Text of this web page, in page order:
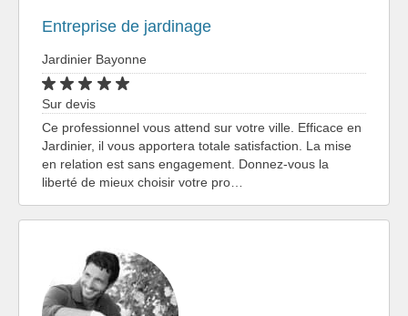
Entreprise de jardinage
Jardinier Bayonne
Sur devis
Ce professionnel vous attend sur votre ville. Efficace en
Jardinier, il vous apportera totale satisfaction. La mise
en relation est sans engagement. Donnez-vous la
liberté de mieux choisir votre pro…